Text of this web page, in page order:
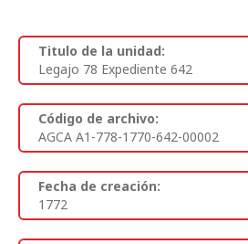
Titulo de la unidad:
Legajo 78 Expediente 642
Código de archivo:
AGCA A1-778-1770-642-00002
Fecha de creación:
1772